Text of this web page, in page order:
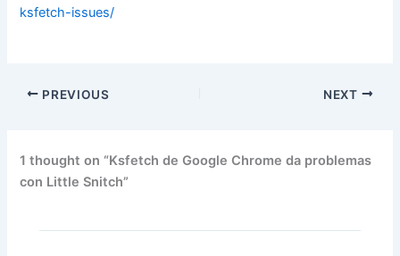
ksfetch-issues/
PREVIOUS NEXT
1 thought on “Ksfetch de Google Chrome da problemas
con Little Snitch”